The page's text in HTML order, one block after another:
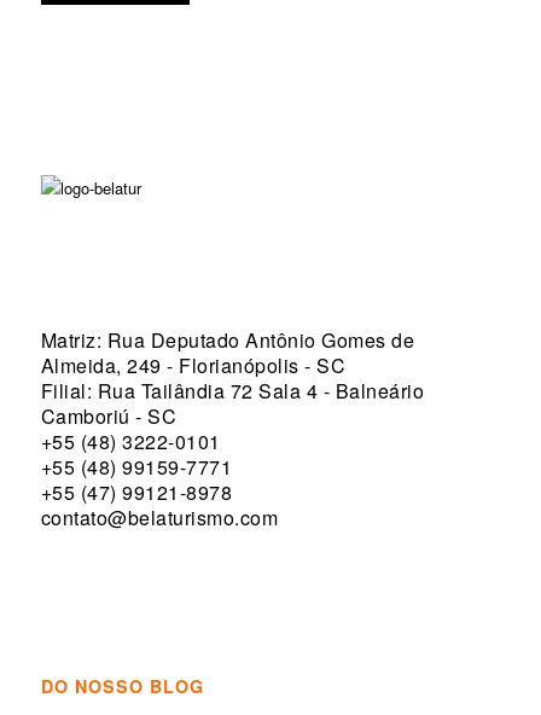
Matriz: Rua Deputado Antônio Gomes de
Almeida, 249 - Florianópolis - SC
Filial: Rua Tailândia 72 Sala 4 - Balneário
Camboriú - SC
+55 (48) 3222-0101
+55 (48) 99159-7771
+55 (47) 99121-8978
contato@belaturismo.com
DO NOSSO BLOG